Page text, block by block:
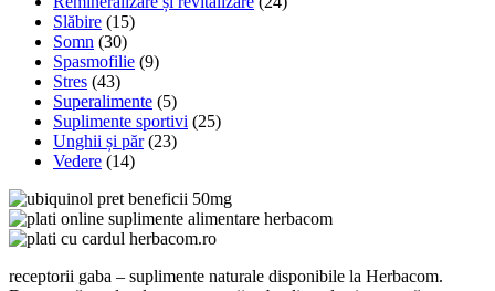
Slăbire (15)
Somn (30)
Spasmofilie (9)
Stres (43)
Superalimente (5)
Suplimente sportivi (25)
Unghii și păr (23)
Vedere (14)
receptorii gaba – suplimente naturale disponibile la Herbacom.